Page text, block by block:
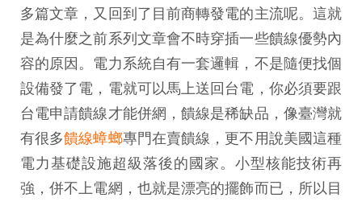
多篇文章，又回到了目前商轉發電的主流呢。這就
是為什麼之前系列文章會不時穿插一些饋線優勢內
容的原因。電力系統自有一套邏輯，不是隨便找個
設備發了電，電就可以馬上送回台電，你必須要跟
台電申請饋線才能併網，饋線是稀缺品，像臺灣就
有很多饋線蟑螂專門在賣饋線，更不用說美國這種
電力基礎設施超級落後的國家。小型核能技術再
強，併不上電網，也就是漂亮的擺飾而已，所以目